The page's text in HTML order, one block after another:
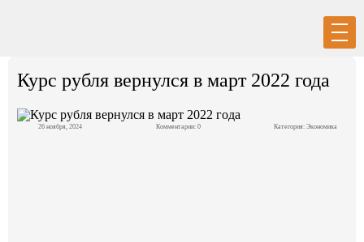
Регистрация
Курс рубля вернулся в март 2022 года
26 ноября, 2024 Комментарии: 0 Категория: Экономика